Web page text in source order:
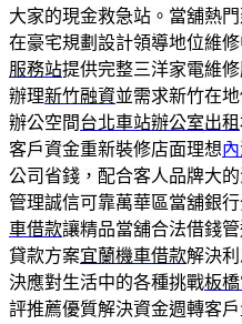
大家的現金救急站。當舖熱
在豪宅規劃設計領導地位維
服務站提供完整三洋家電維
辦理新竹融資並需求新竹在
辦公空間台北車站辦公室出租
客戶資金重新裝修店面理想
公司省錢，配合客人品牌大
管理誠信可靠萬華區當舖銀
車借款讓精品當舖合法借錢
貸款方案宜蘭機車借款解決
決應對生活中的各種挑戰板
評推薦優質解決資金週轉客